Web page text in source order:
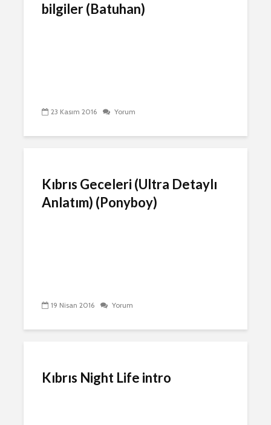
bilgiler (Batuhan)
23 Kasım 2016 Yorum
Kıbrıs Geceleri (Ultra Detaylı
Anlatım) (Ponyboy)
19 Nisan 2016 Yorum
Kıbrıs Night Life intro